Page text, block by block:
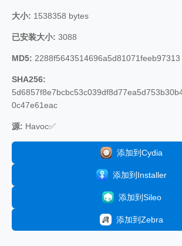
大小: 1538358 bytes
已安装大小: 3088
MD5: 2288f5643514696a5d81071feeb97313
SHA256:
0c47e61eac
源: Havoc✅
添加到Cydia
添加到Installer
添加到Sileo
添加到Zebra